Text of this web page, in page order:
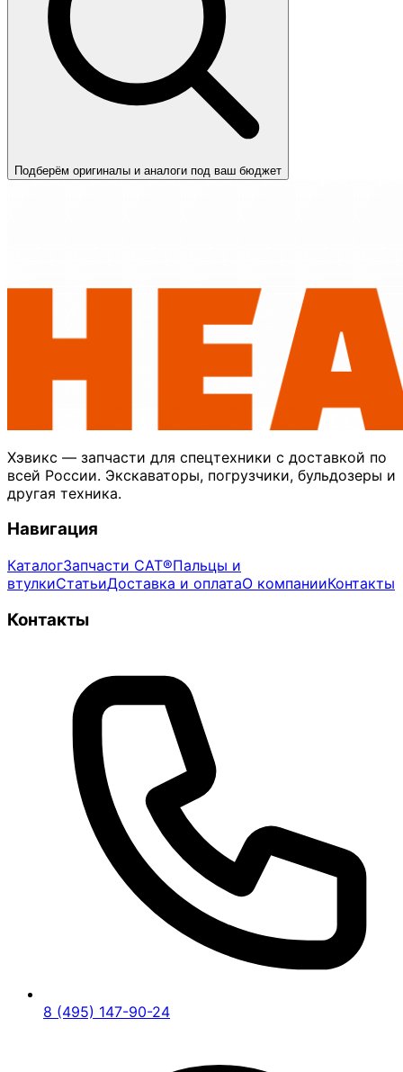
Подберём оригиналы и аналоги под ваш бюджет
Хэвикс — запчасти для спецтехники с доставкой по
всей России. Экскаваторы, погрузчики, бульдозеры и
другая техника.
Навигация
КаталогЗапчасти CAT®Пальцы и
втулкиСтатьиДоставка и оплатаО компанииКонтакты
Контакты
8 (495) 147-90-24